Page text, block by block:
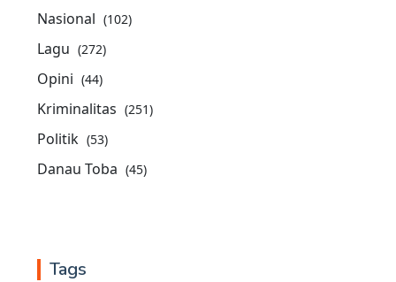
Nasional (102)
Lagu (272)
Opini (44)
Kriminalitas (251)
Politik (53)
Danau Toba (45)
Tags